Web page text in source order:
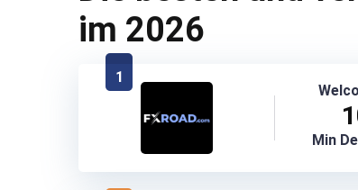
im 2026
1
Min